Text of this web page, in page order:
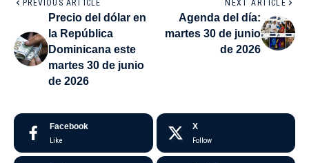
PREVIOUS ARTICLE
Precio del dólar en
la República
Dominicana este
martes 30 de junio
de 2026
NEXT ARTICLE
Agenda del día:
martes 30 de junio
de 2026
Facebook
Like
X
Follow